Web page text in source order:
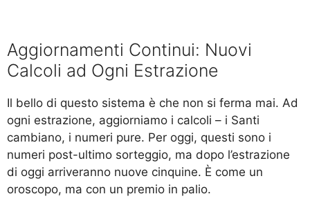
Aggiornamenti Continui: Nuovi
Calcoli ad Ogni Estrazione
Il bello di questo sistema è che non si ferma mai. Ad
ogni estrazione, aggiorniamo i calcoli – i Santi
cambiano, i numeri pure. Per oggi, questi sono i
numeri post-ultimo sorteggio, ma dopo l’estrazione
di oggi arriveranno nuove cinquine. È come un
oroscopo, ma con un premio in palio.